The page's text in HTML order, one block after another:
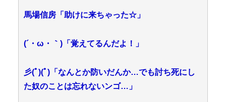
馬場信房「助けに来ちゃった☆」
(´・ω・｀)「覚えてるんだよ！」
彡(ﾟ)(ﾟ)「なんとか防いだんか…でも討ち死にし
た奴のことは忘れないンゴ…」